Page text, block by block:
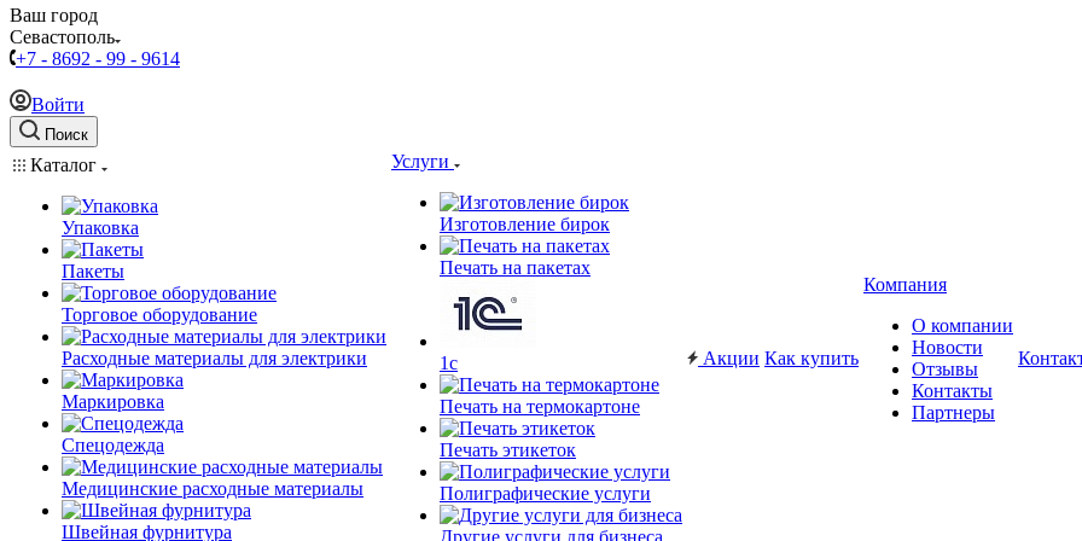
Ваш город
Севастополь
+7 - 8692 - 99 - 9614
Войти
Поиск
Каталог
Упаковка
Пакеты
Торговое оборудование
Расходные материалы для электрики
Маркировка
Спецодежда
Медицинские расходные материалы
Швейная фурнитура
Услуги
Изготовление бирок
Печать на пакетах
1c
Печать на термокартоне
Печать этикеток
Полиграфические услуги
Другие услуги для бизнеса
Акции Как купить
Компания
О компании
Новости
Отзывы
Контакты
Партнеры